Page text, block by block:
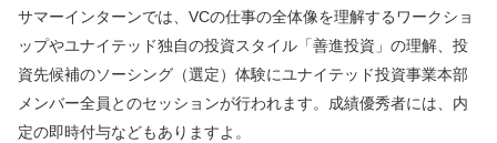
サマーインターンでは、VCの仕事の全体像を理解するワークショ
ップやユナイテッド独自の投資スタイル「善進投資」の理解、投
資先候補のソーシング（選定）体験にユナイテッド投資事業本部
メンバー全員とのセッションが行われます。成績優秀者には、内
定の即時付与などもありますよ。